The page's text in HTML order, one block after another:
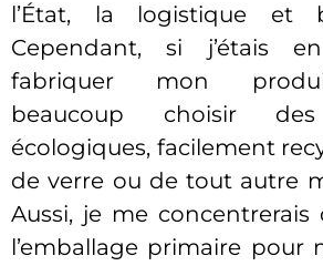
l’État, la logistique et
Cependant, si j’étais
fabriquer mon
beaucoup choisir des
écologiques, facilement
de verre ou de tout autre
Aussi, je me concentrerais
l’emballage primaire pour